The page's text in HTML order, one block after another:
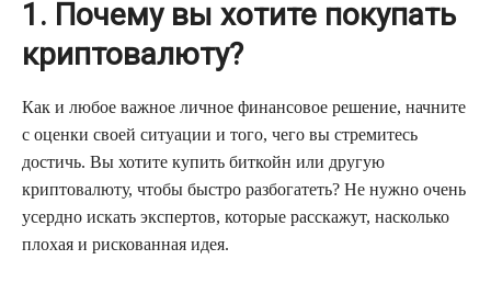
1. Почему вы хотите покупать
криптовалюту?
Как и любое важное личное финансовое решение, начните
с оценки своей ситуации и того, чего вы стремитесь
достичь. Вы хотите купить биткойн или другую
криптовалюту, чтобы быстро разбогатеть? Не нужно очень
усердно искать экспертов, которые расскажут, насколько
плохая и рискованная идея.